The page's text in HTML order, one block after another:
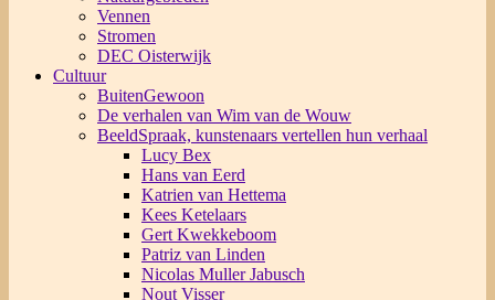
Vennen
Stromen
DEC Oisterwijk
Cultuur
BuitenGewoon
De verhalen van Wim van de Wouw
BeeldSpraak, kunstenaars vertellen hun verhaal
Lucy Bex
Hans van Eerd
Katrien van Hettema
Kees Ketelaars
Gert Kwekkeboom
Patriz van Linden
Nicolas Muller Jabusch
Nout Visser